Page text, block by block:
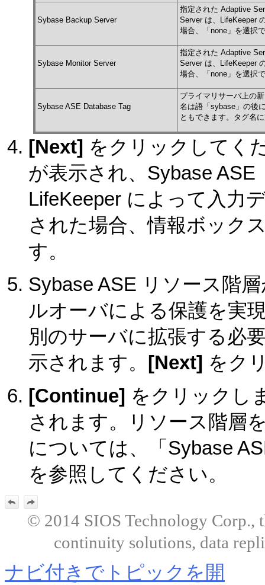
Sybase Backup Server
指定された Adaptive
Server は、LifeKeeper
場合、「none」を選択
Sybase Monitor Server
指定された Adaptive
Server は、LifeKeeper
場合、「none」を選択
Sybase ASE Database Tag
プライマリサーバ上の
名は語「sybase」の後
ともできます。タグ名
[Next] をクリックしてく
が表示され、Sybase
LifeKeeper によって入力
された場合、情報ボック
す。
Sybase ASE リソース階
ルオーバによる保護を実
別のサーバに拡張する必
示されます。
[Next] をク
[Continue] をクリックし
されます。リソース階層
については、「Sybase
を参照してください。
© 2014 SIOS Technology Corp.,
continuity solutions, data
ナビ付きでトピックを開